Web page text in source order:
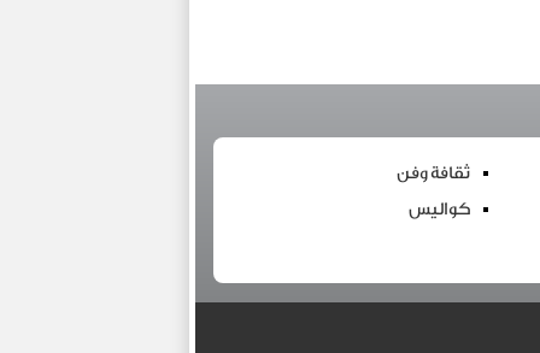
ثقافة وفن
كواليس